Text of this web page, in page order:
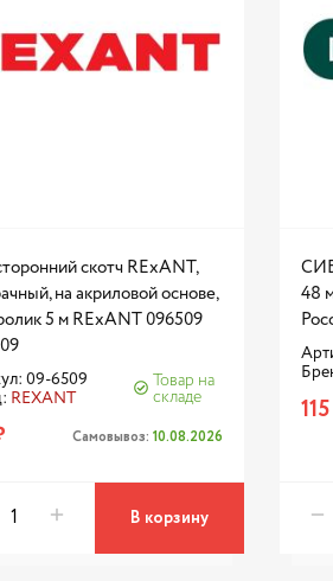
скотч RExANT,
на акриловой основе,
5 м RExANT 096509
09-6509
REXANT
Товар на
складе
Самовывоз: 10.08.2026
В корзину
48